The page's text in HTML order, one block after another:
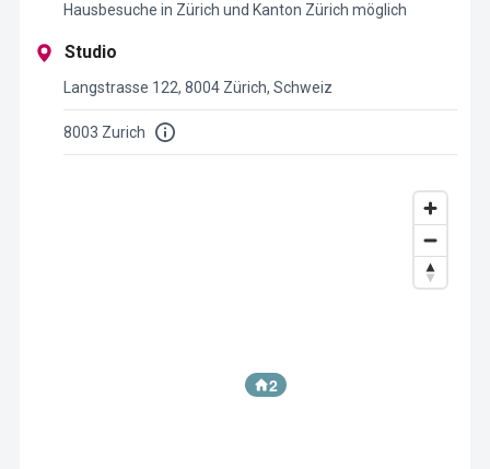
Hausbesuche in Zürich und Kanton Zürich möglich
Studio
Langstrasse 122, 8004 Zürich, Schweiz
8003 Zurich
2